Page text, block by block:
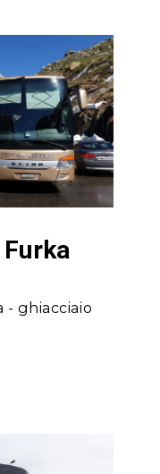
- ghiacciaio